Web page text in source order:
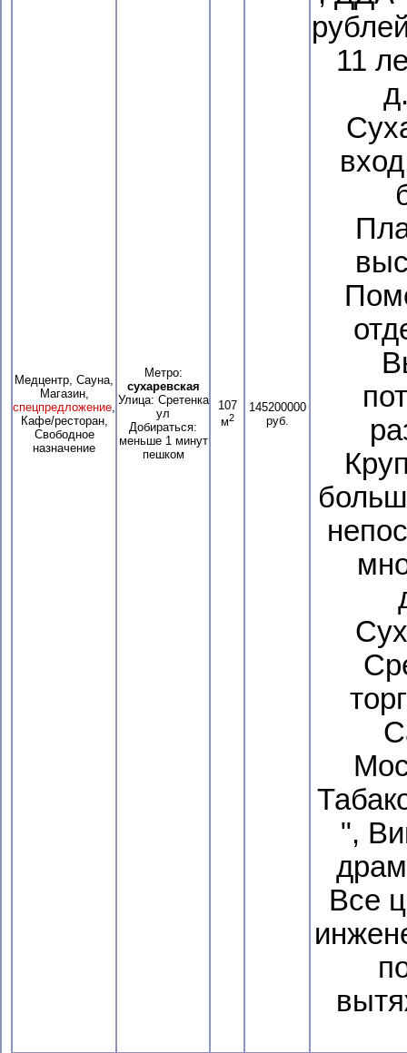
Медцентр, Сауна,
Магазин,
спецпредложение,
Кафе/ресторан,
Свободное
назначение
Метро:
сухаревская
Улица: Сретенка
ул
Добираться:
меньше 1 минут
пешком
107
м2
145200000
руб.
11
",
Все